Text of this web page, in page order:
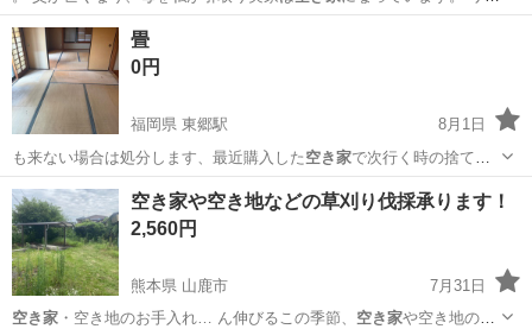
イクルショップに…
山口 防府市
畳
0円
福岡県 東郷駅
8月1日
も来ない場合は処分します、最近購入した 空き家で次行く時の捨てる
か誰かに引き取って頂…
福岡 宗像市 東郷駅 その他
空き家や空き地などの草刈り伐採承ります！
2,560円
熊本県 山鹿市
7月31日
空き家・空き地のお手入れ… ん伸びるこの季節、 空き家や空き地の管